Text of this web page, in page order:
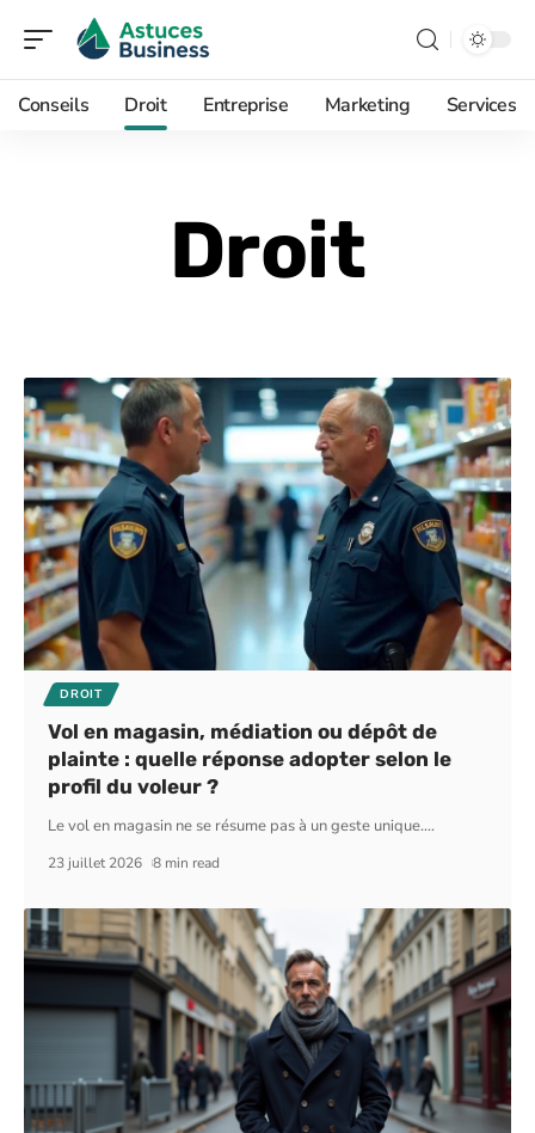
Conseils Droit Entreprise Marketing Services
Droit
DROIT
Vol en magasin, médiation ou dépôt de
plainte : quelle réponse adopter selon le
profil du voleur ?
Le vol en magasin ne se résume pas à un geste unique.…
23 juillet 2026 8 min read